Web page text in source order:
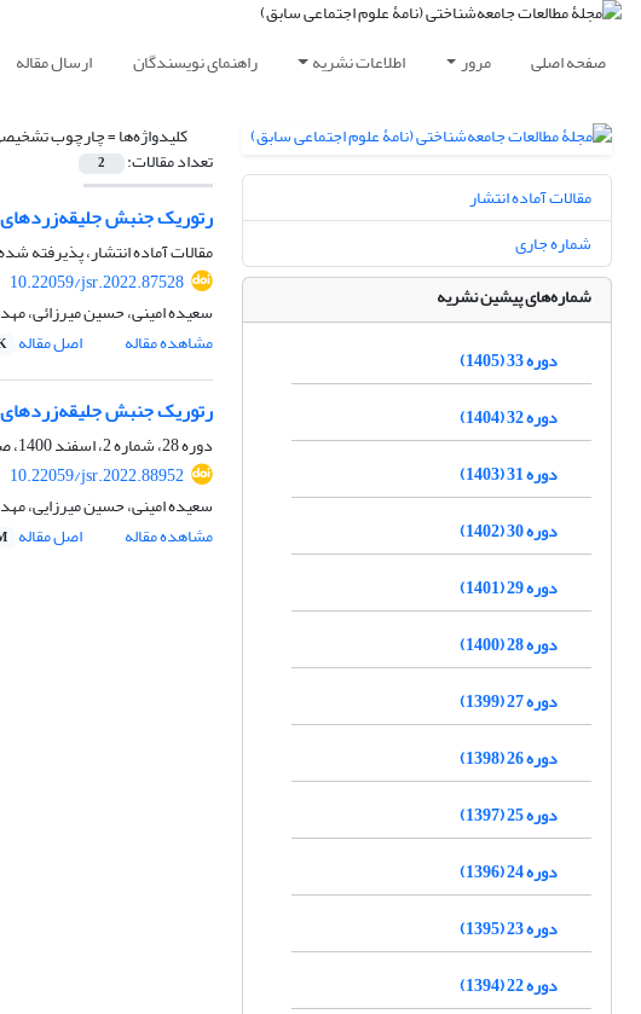
صفحه اصلی مرور اطلاعات نشریه راهنمای نویسندگان ارسال مقاله
کلیدواژه‌ها =چارچوب
تعداد مقالات: 2
رتوریک جنبش
مقالات آماده انتشار، پذیرفته
10.22059/jsr.2022.87528
سعیده امینی، حسین میرزائی،
مشاهده مقاله
اصل مقاله
رتوریک جنبش
دوره 28، شماره 2، اسفند 1400، صفحه
10.22059/jsr.2022.88952
سعیده امینی، حسین میرزایی،
مشاهده مقاله
اصل مقاله
مقالات آماده انتشار
شماره جاری
شماره‌های پیشین نشریه
دوره 33 (1405)
دوره 32 (1404)
دوره 31 (1403)
دوره 30 (1402)
دوره 29 (1401)
دوره 28 (1400)
دوره 27 (1399)
دوره 26 (1398)
دوره 25 (1397)
دوره 24 (1396)
دوره 23 (1395)
دوره 22 (1394)